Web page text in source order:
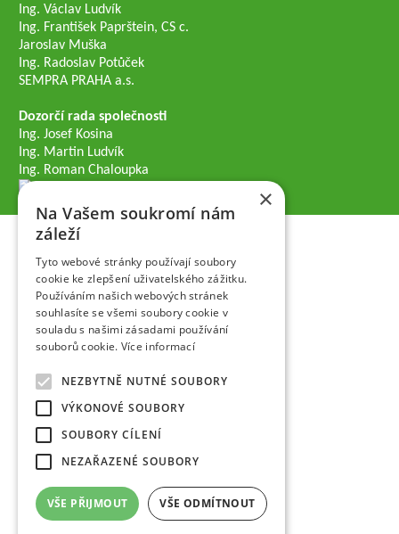
Ing. Václav Ludvík
Ing. František Paprštein, CS c.
Jaroslav Muška
Ing. Radoslav Potůček
SEMPRA PRAHA a.s.
Dozorčí rada společnosti
Ing. Josef Kosina
Ing. Martin Ludvík
Ing. Roman Chaloupka
×
Na Vašem soukromí nám
záleží
Tyto webové stránky používají soubory
cookie ke zlepšení uživatelského zážitku.
Používáním našich webových stránek
souhlasíte se všemi soubory cookie v
souladu s našimi zásadami používání
souborů cookie. Více informací
NEZBYTNĚ NUTNÉ SOUBORY
VÝKONOVÉ SOUBORY
SOUBORY CÍLENÍ
NEZAŘAZENÉ SOUBORY
VŠE PŘIJMOUT VŠE ODMÍTNOUT